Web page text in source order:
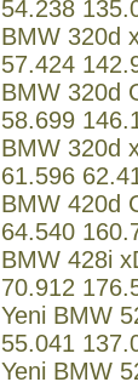
54.238
BMW 320d
57.424
BMW 320d
58.699
BMW 320d
61.596
BMW 420d
64.540
BMW 428i
70.912
Yeni BMW
55.041
Yeni BMW